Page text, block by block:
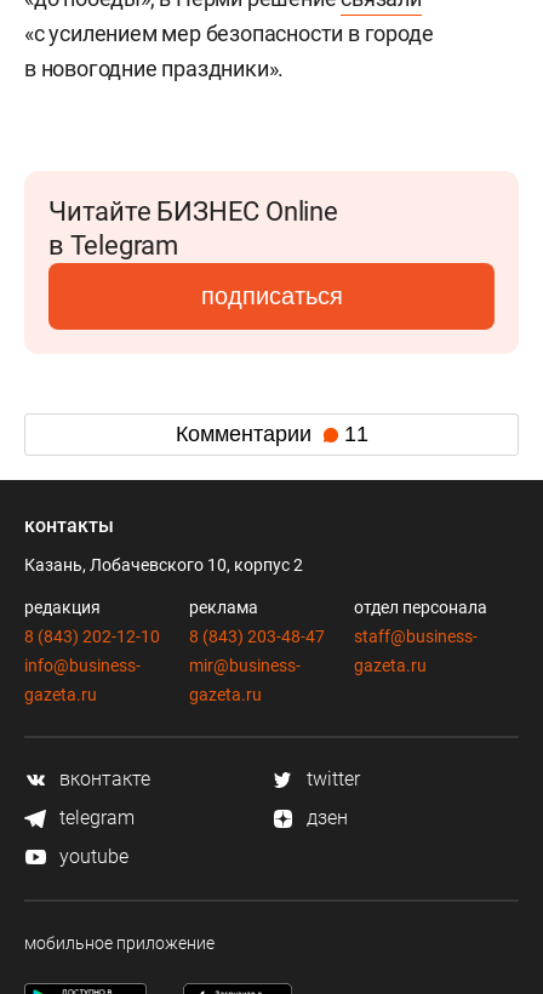
«с усилением мер безопасности в городе
в новогодние праздники».
Читайте БИЗНЕС Online
в Telegram
подписаться
Комментарии 11
контакты
Казань, Лобачевского 10, корпус 2
редакция
8 (843) 202-12-10
info@business-
gazeta.ru
реклама
8 (843) 203-48-47
mir@business-
gazeta.ru
отдел персонала
staff@business-
gazeta.ru
вконтакте
twitter
telegram
дзен
youtube
мобильное приложение